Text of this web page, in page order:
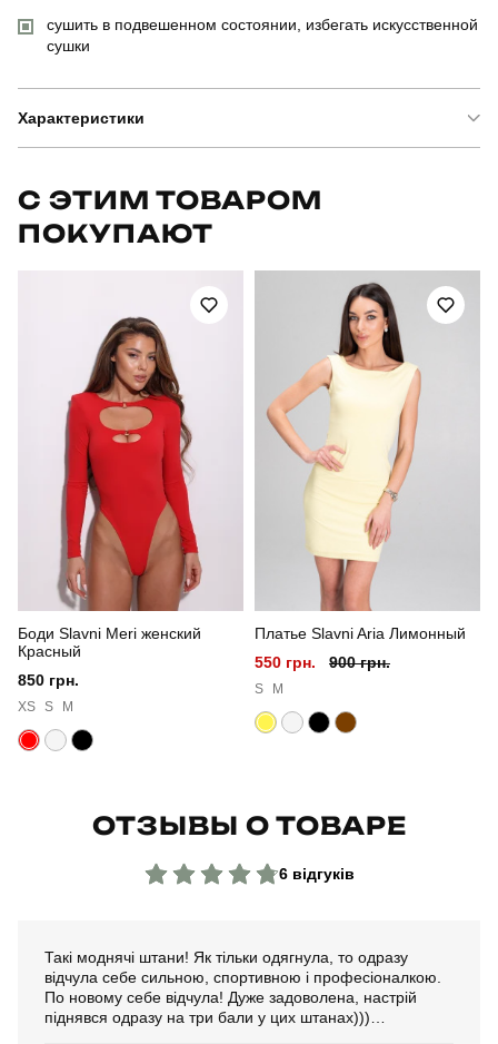
сушить в подвешенном состоянии, избегать искусственной
сушки
Характеристики
Модель
PNcr27613XLkh
Призначення
військовий
Склад тканини 100% поліестер
Країна - виробник
С ЭТИМ ТОВАРОМ
ПОКУПАЮТ
Боди Slavni Meri женский
Красный
850 грн.
XS S M
Платье Slavni Aria Лимонный
550 грн.
900 грн.
S M
ОТЗЫВЫ О ТОВАРЕ
6 відгуків
Такі моднячі штани! Як тільки одягнула, то одразу
відчула себе сильною, спортивною і професіоналкою.
По новому себе відчула! Дуже задоволена, настрій
піднявся одразу на три бали у цих штанах)))